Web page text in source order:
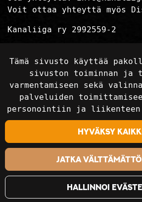
Tämä sivusto käyttää
sivuston toiminnan ja
varmentamiseen sekä
palveluiden
personointiin ja
Hyväksy kaikki
Jatka
Hallinnoi
Voit ottaa yhteyttä myös
Kanaliiga ry 2992559-2
Toimitusehdot
Seuraa sosiaalisessa